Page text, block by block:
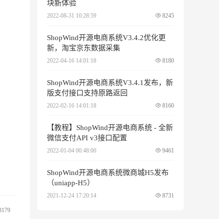
块新体验
2022-08-31 10:28:59 8245
ShopWind开源电商系统V3.4.2优化更
新，淘宝京东数据采集
2022-04-16 14:01:18 8180
ShopWind开源电商系统V3.4.1发布，新
版支付接口支持原路返回
2022-02-16 14:01:18 8160
【教程】ShopWind开源电商系统 - 全新
微信支付API v3接口配置
2022-01-04 00:48:00 9461
ShopWind开源电商系统微商城H5发布
（uniapp-H5）
2021-12-24 17:20:14 8731